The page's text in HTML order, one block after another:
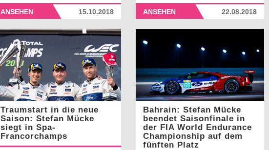
15.10.2018
ANSEHEN 22.08.2018
ANSEHEN
Traumstart in die neue
Saison: Stefan Mücke
siegt in Spa-
Francorchamps
Bahrain: Stefan Mücke
beendet Saisonfinale in
der FIA World Endurance
Championship auf dem
fünften Platz